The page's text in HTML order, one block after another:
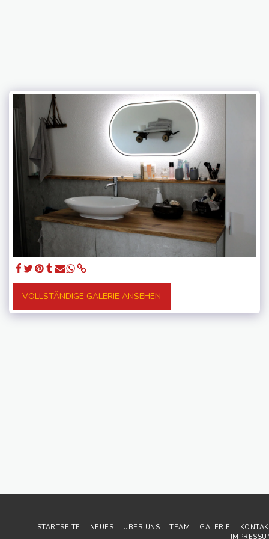
VOLLSTÄNDIGE GALERIE ANSEHEN
STARTSEITE NEUES ÜBER UNS TEAM GALERIE